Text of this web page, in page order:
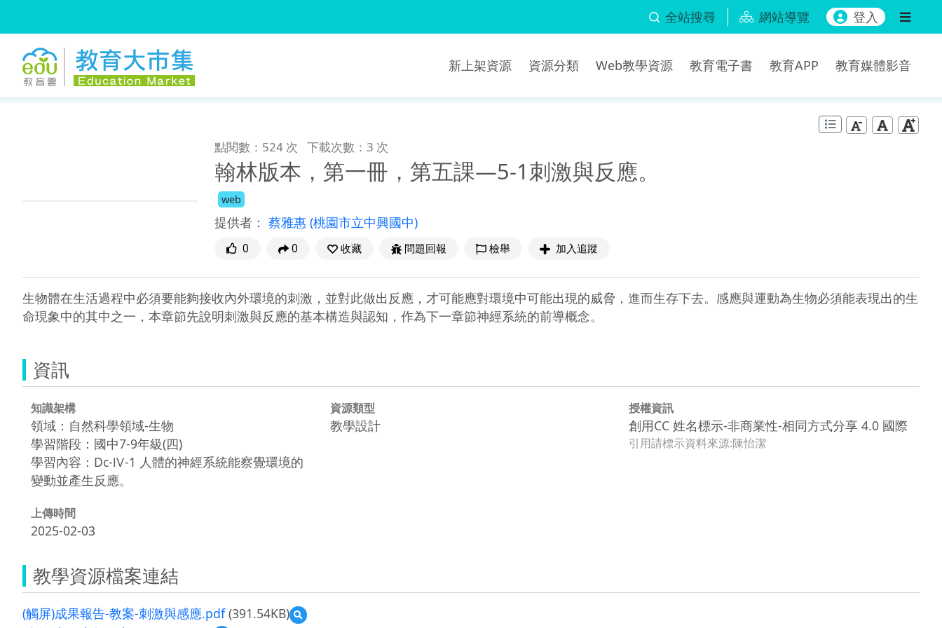
全站搜尋 網站導覽 登入
新上架資源 資源分類 Web教學資源 教育電子書 教育APP 教育媒體影音
點閱數：524 次 下載次數：3 次
翰林版本，第一冊，第五課―5-1刺激與反應。
web
提供者： 蔡雅惠 (桃園市立中興國中)
0 0 收藏 問題回報 檢舉 加入追蹤
生物體在生活過程中必須要能夠接收內外環境的刺激，並對此做出反應，才可能應對環境中可能出現的威脅，進而生存下去。感應與運動為生物必須能表現出的生
命現象中的其中之一，本章節先說明刺激與反應的基本構造與認知，作為下一章節神經系統的前導概念。
資訊
知識架構
領域：自然科學領域-生物
學習階段：國中7-9年級(四)
學習內容：Dc-Ⅳ-1 人體的神經系統能察覺環境的
變動並產生反應。
資源類型
教學設計
授權資訊
創用CC 姓名標示-非商業性-相同方式分享 4.0 國際
引用請標示資料來源:陳怡潔
上傳時間
2025-02-03
教學資源檔案連結
(觸屏)成果報告-教案-刺激與感應.pdf(391.54KB)
預